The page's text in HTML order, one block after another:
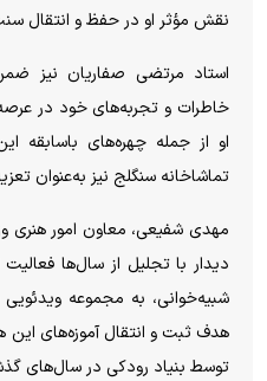
نقش مؤثر او در حفظ و انتقال
استاد مرتضی صفاریان نیز
خاطرات و تجربه‌های خود در
او از جمله چهره‌های باسابقه
تماشاخانه سنگلج نیز به‌عنوان
مهدی شفیعی، معاون امور هنری
دیدار با تجلیل از سال‌ها
شبیه‌خوانی، به مجموعه
هدف ثبت و انتقال آموزه‌های این
توسط بنیاد رودکی در سال‌های